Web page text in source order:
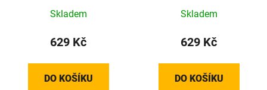
Skladem
629 Kč
DO KOŠÍKU
Skladem
629 Kč
DO KOŠÍKU